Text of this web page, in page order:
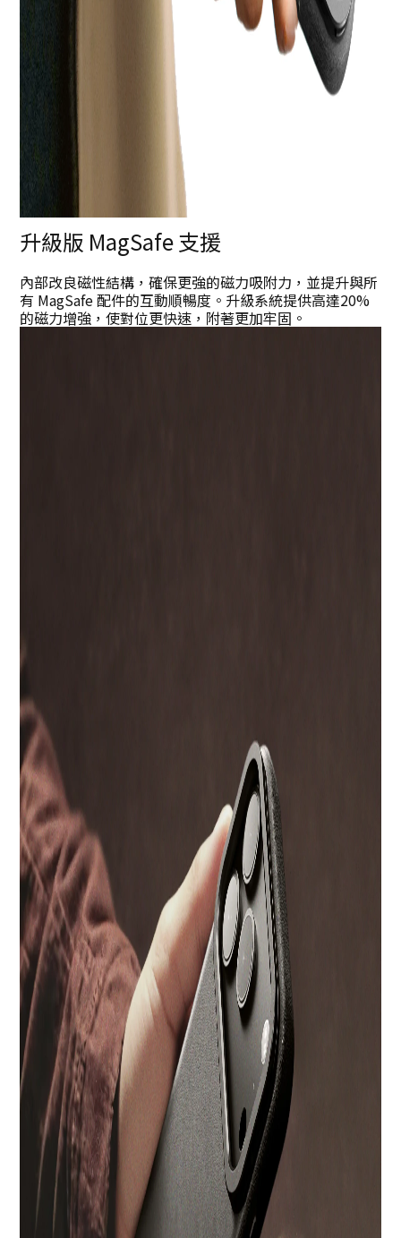
升級版 MagSafe支援
內部改良磁性結構，確保更強的磁力吸附力，並提升與所
有 MagSafe 配件的互動順暢度。升級系統提供高達20%
的磁力增強，使對位更快速，附著更加牢固。